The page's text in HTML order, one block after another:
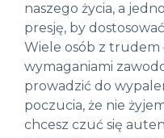
naszego życia, a
presję, by
Wiele osób z trudem
wymaganiami
prowadzić do
poczucia, że nie
chcesz czuć się